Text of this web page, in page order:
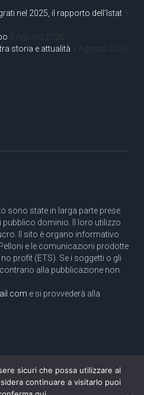
nel 2025, il rapporto dell’Istat 5
5 Agosto 2026
storia e attualità 1 Agosto 2026
sono state in larga parte prese
pubblico dominio. Il loro utilizzo
Il sito è organo informativo
e le comunicazioni prodotte
profit (ETS). Se i soggetti o gli
alla pubblicazione non
e si provvederà alla
i diritti riservati
dell'11/11/2003
sicuri che possa utilizzare al
continuare a visitarlo puoi